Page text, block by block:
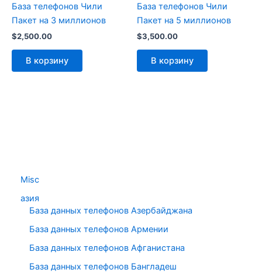
Misc
азия
База данных телефонов Азербайджана
База данных телефонов Армении
База данных телефонов Афганистана
База данных телефонов Бангладеш
База телефонов Чили
Пакет на 3 миллионов
$2,500.00
В корзину
База телефонов Чили
Пакет на 5 миллионов
$3,500.00
В корзину